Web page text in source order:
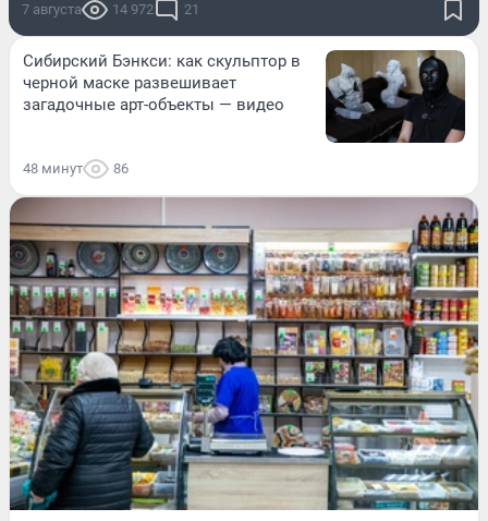
7 августа 14 972 21
Сибирский Бэнкси: как скульптор в
черной маске развешивает
загадочные арт-объекты — видео
48 минут 86